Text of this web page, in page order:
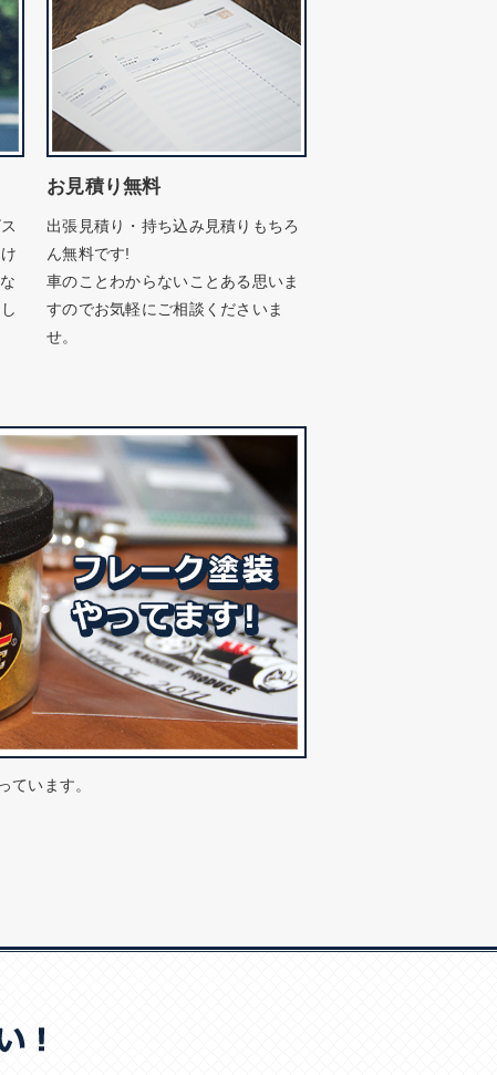
お見積り無料
出張見積り・持ち込み見積りもちろ
ん無料です!
車のことわからないことある思いま
すのでお気軽にご相談くださいま
せ。
ています。